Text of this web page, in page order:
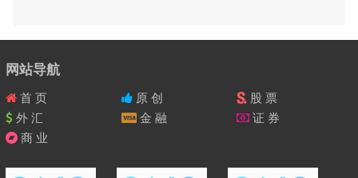
网站导航
首 页 原 创
股 票
外 汇
金 融
证 券
商 业